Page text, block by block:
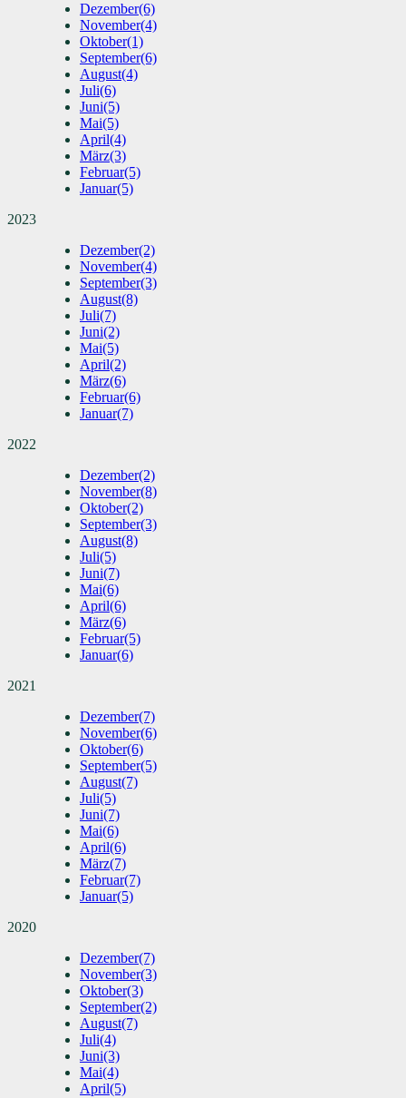
Dezember(6)
November(4)
Oktober(1)
September(6)
August(4)
Juli(6)
Juni(5)
Mai(5)
April(4)
März(3)
Februar(5)
Januar(5)
2023
Dezember(2)
November(4)
September(3)
August(8)
Juli(7)
Juni(2)
Mai(5)
April(2)
März(6)
Februar(6)
Januar(7)
2022
Dezember(2)
November(8)
Oktober(2)
September(3)
August(8)
Juli(5)
Juni(7)
Mai(6)
April(6)
März(6)
Februar(5)
Januar(6)
2021
Dezember(7)
November(6)
Oktober(6)
September(5)
August(7)
Juli(5)
Juni(7)
Mai(6)
April(6)
März(7)
Februar(7)
Januar(5)
2020
Dezember(7)
November(3)
Oktober(3)
September(2)
August(7)
Juli(4)
Juni(3)
Mai(4)
April(5)